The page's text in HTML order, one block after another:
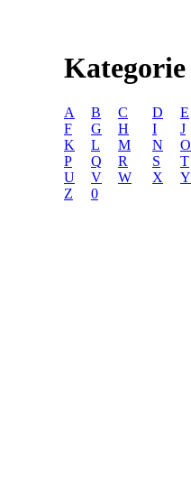
Kategorie
A B C D
E
F
G H I
J
K
L M N
O
P
Q R S
T
U
V W X
Y
Z
0